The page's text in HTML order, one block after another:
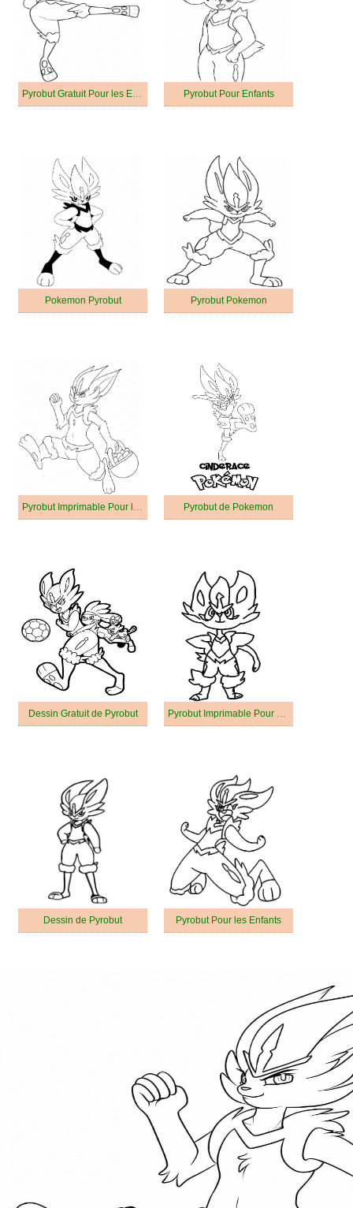
Pyrobut Gratuit Pour les Enfants Pyrobut Pour Enfants
Pokemon Pyrobut Pyrobut Pokemon
Pyrobut Imprimable Pour les Enfants Pyrobut de Pokemon
Dessin Gratuit de Pyrobut Pyrobut Imprimable Pour Enfants
Dessin de Pyrobut Pyrobut Pour les Enfants